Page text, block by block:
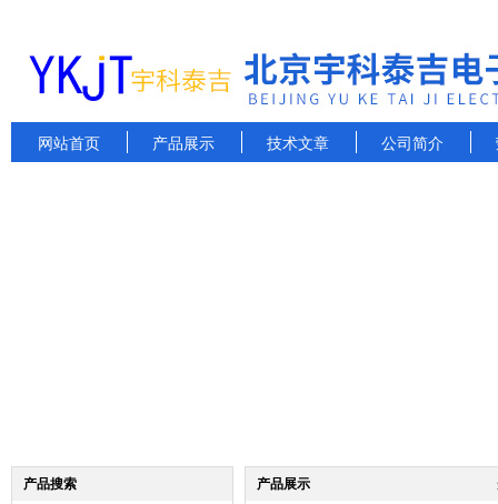
网站首页 产品展示 技术文章 公司简介
产品搜索 产品展示